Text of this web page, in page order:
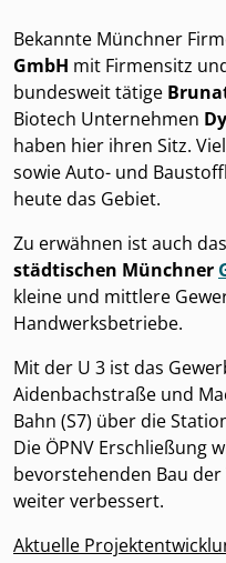
Bekannte Münchner
GmbH mit Firmensitz
bundesweit tätige
Biotech Unternehmen
haben hier ihren Sitz.
sowie Auto- und
heute das Gebiet.
Zu erwähnen ist auch
städtischen Münchner
kleine und mittlere
Handwerksbetriebe.
Mit der U 3 ist das
Aidenbachstraße und
Bahn (S7) über die
Die ÖPNV Erschließung
bevorstehenden Bau
weiter verbessert.
Aktuelle